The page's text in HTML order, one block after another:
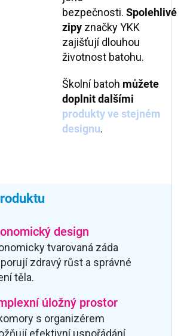
bezpečnosti. Spolehlivé
zipy značky YKK
zajišťují dlouhou
životnost batohu.
Školní batoh můžete
doplnit dalšími
produkty ve stejném
designu.
design
tvarovaná záda
zdravý růst a správné
těla.
úložný prostor
s organizérem